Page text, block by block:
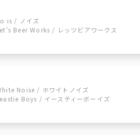
is / ノイズ
Beer Works / レッツビアワークス
Noise / ホワイトノイズ
Boys / イースティーボーイズ